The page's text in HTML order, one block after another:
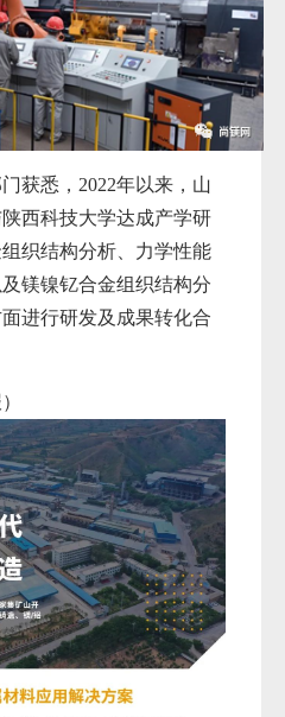
获悉，2022年以来，山
西科技大学达成产学研
织结构分析、力学性能
镁镍钇合金组织结构分
进行研发及成果转化合